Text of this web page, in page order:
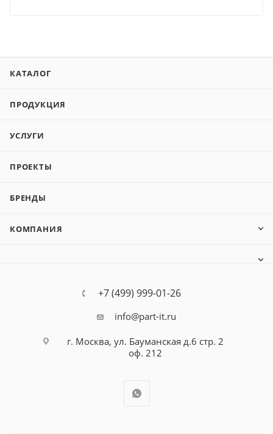
КАТАЛОГ
ПРОДУКЦИЯ
УСЛУГИ
ПРОЕКТЫ
БРЕНДЫ
КОМПАНИЯ
+7 (499) 999-01-26
info@part-it.ru
г. Москва, ул. Бауманская д.6 стр. 2
оф. 212